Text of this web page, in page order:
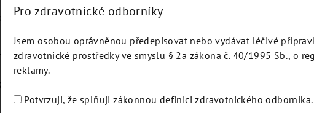
jste nám to při nákupu, použijeme vaši e-mailovou adresu
důvodu?
zákona č. 480/2004 Sb., o některých službách informační
Pro zdravotnické odborníky
Jsem osobou oprávněnou předepisovat nebo vydávat léčivé
zdravotnické prostředky ve smyslu § 2a zákona č. 40/1995 Sb., o
reklamy.
Potvrzuji, že splňuji zákonnou definici zdravotnického odborníka.